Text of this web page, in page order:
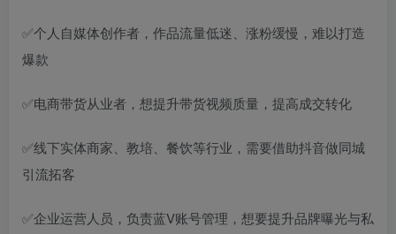
✅个人自媒体创作者，作品流量低迷、涨粉缓慢，难以打造
爆款
✅电商带货从业者，想提升带货视频质量，提高成交转化
✅线下实体商家、教培、餐饮等行业，需要借助抖音做同城
引流拓客
✅企业运营人员，负责蓝V账号管理，想要提升品牌曝光与私